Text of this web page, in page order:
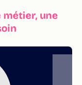
une